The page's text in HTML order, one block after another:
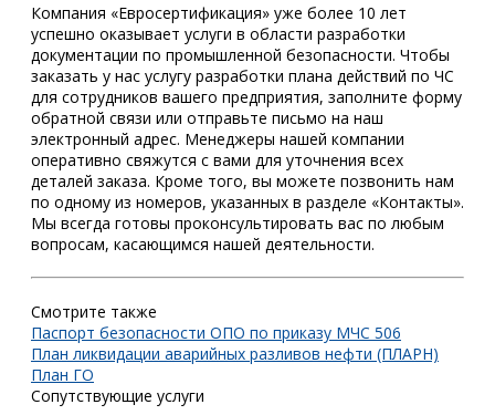
Компания «Евросертификация» уже более 10 лет
успешно оказывает услуги в области разработки
документации по промышленной безопасности. Чтобы
заказать у нас услугу разработки плана действий по ЧС
для сотрудников вашего предприятия, заполните форму
обратной связи или отправьте письмо на наш
электронный адрес. Менеджеры нашей компании
оперативно свяжутся с вами для уточнения всех
деталей заказа. Кроме того, вы можете позвонить нам
по одному из номеров, указанных в разделе «Контакты».
Мы всегда готовы проконсультировать вас по любым
вопросам, касающимся нашей деятельности.
Смотрите также
Паспорт безопасности ОПО по приказу МЧС 506
План ликвидации аварийных разливов нефти (ПЛАРН)
План ГО
Сопутствующие услуги